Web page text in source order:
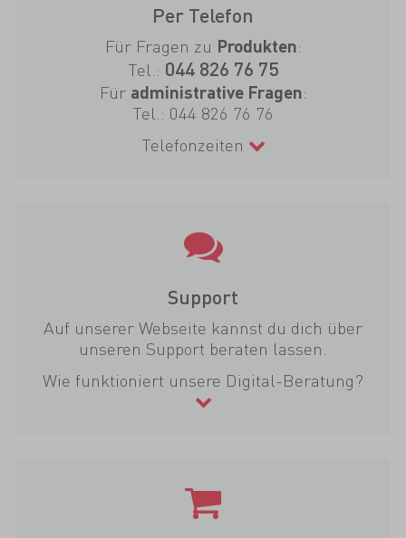
Per Telefon
Für Fragen zu Produkten:
Tel.: 044 826 76 75
Für administrative Fragen:
Tel.: 044 826 76 76
Telefonzeiten
Support
Auf unserer Webseite kannst du dich über
unseren Support beraten lassen.
Wie funktioniert unsere Digital-Beratung?